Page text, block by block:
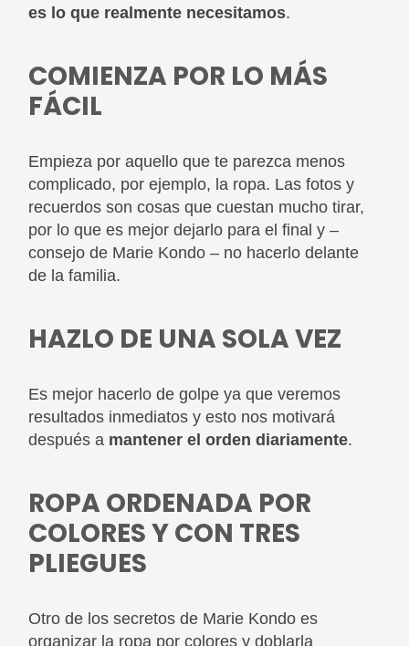
es lo que realmente necesitamos.
COMIENZA POR LO MÁS
FÁCIL
Empieza por aquello que te parezca menos
complicado, por ejemplo, la ropa. Las fotos y
recuerdos son cosas que cuestan mucho tirar,
por lo que es mejor dejarlo para el final y –
consejo de Marie Kondo – no hacerlo delante
de la familia.
HAZLO DE UNA SOLA VEZ
Es mejor hacerlo de golpe ya que veremos
resultados inmediatos y esto nos motivará
después a mantener el orden diariamente.
ROPA ORDENADA POR
COLORES Y CON TRES
PLIEGUES
Otro de los secretos de Marie Kondo es
organizar la ropa por colores y doblarla